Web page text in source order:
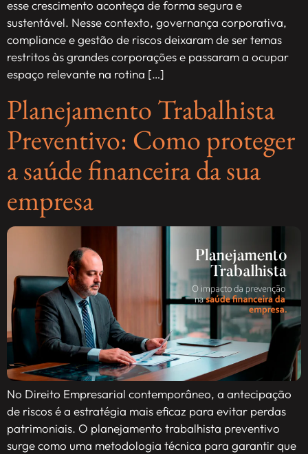
esse crescimento aconteça de forma segura e
sustentável. Nesse contexto, governança corporativa,
compliance e gestão de riscos deixaram de ser temas
restritos às grandes corporações e passaram a ocupar
espaço relevante na rotina […]
Planejamento Trabalhista
Preventivo: Como proteger
a saúde financeira da sua
empresa
No Direito Empresarial contemporâneo, a antecipação
de riscos é a estratégia mais eficaz para evitar perdas
patrimoniais. O planejamento trabalhista preventivo
surge como uma metodologia técnica para garantir que